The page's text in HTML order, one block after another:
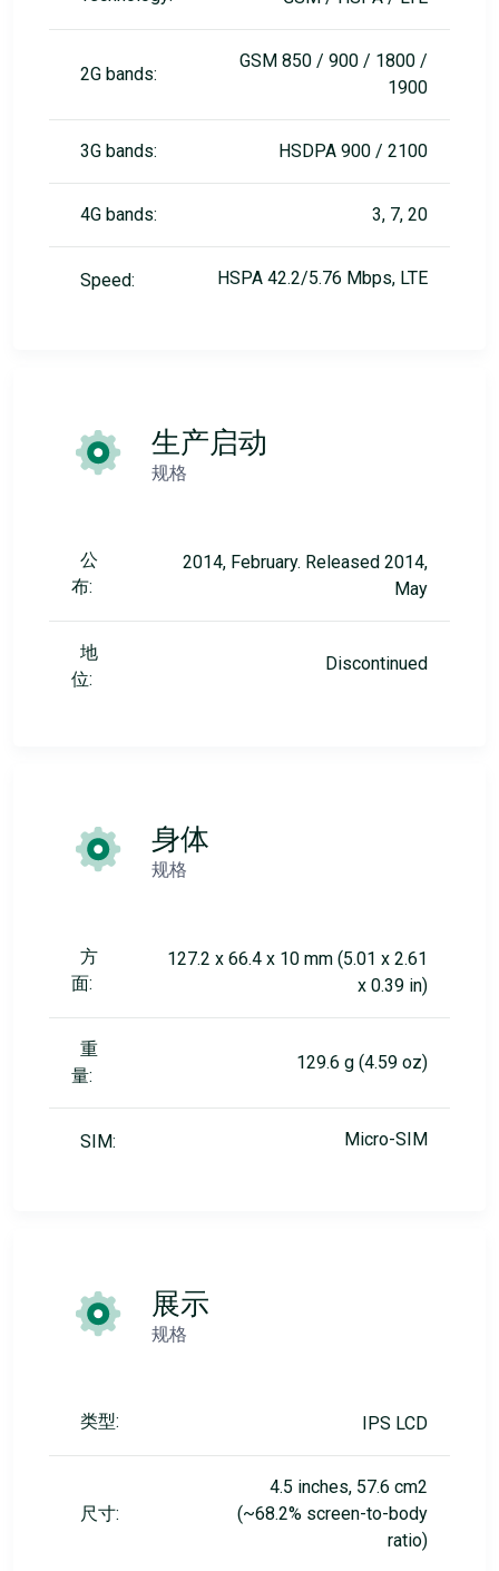
2G bands:
GSM 850 / 900 / 1800 /
1900
3G bands: HSDPA 900 / 2100
4G bands: 3, 7, 20
Speed: HSPA 42.2/5.76 Mbps, LTE
生产启动
规格
公
布:
2014, February. Released 2014,
May
地
位:
Discontinued
身体
规格
方
面:
127.2 x 66.4 x 10 mm (5.01 x 2.61
x 0.39 in)
重
量:
129.6 g (4.59 oz)
SIM: Micro-SIM
展示
规格
类型: IPS LCD
尺寸:
4.5 inches, 57.6 cm2
(~68.2% screen-to-body
ratio)